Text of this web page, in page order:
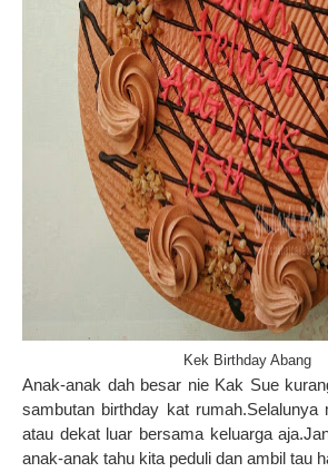
Kek Birthday Abang
Anak-anak dah besar nie Kak Sue
sambutan birthday kat rumah.Selalunya
atau dekat luar bersama keluarga
anak-anak tahu kita peduli dan ambil tau